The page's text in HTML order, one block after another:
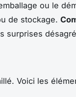
ou le
de stockage.
surprises
Voici les